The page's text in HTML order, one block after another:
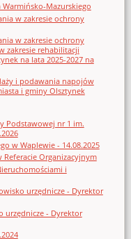
Mazurskiego
w zakresie ochrony
w zakresie ochrony
zakresie rehabilitacji
na lata 2025-2027 na
i podawania napojów
i gminy Olsztynek
Podstawowej nr 1 im.
w Waplewie - 14.08.2025
Referacie Organizacyjnym
i
urzędnicze - Dyrektor
urzędnicze - Dyrektor